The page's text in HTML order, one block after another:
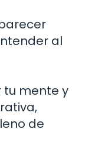
al
tu mente y
de